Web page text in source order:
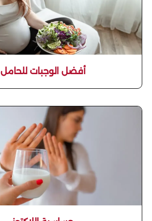
أفضل الوجبات للحامل